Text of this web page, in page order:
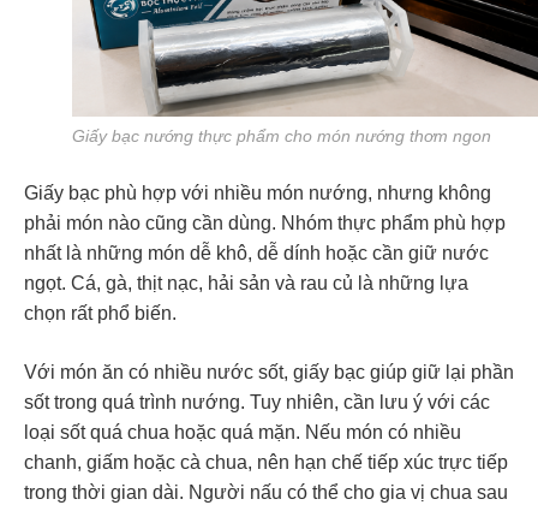
Giấy bạc nướng thực phẩm cho món nướng thơm ngon
Giấy bạc phù hợp với nhiều món nướng, nhưng không
phải món nào cũng cần dùng. Nhóm thực phẩm phù hợp
nhất là những món dễ khô, dễ dính hoặc cần giữ nước
ngọt. Cá, gà, thịt nạc, hải sản và rau củ là những lựa
chọn rất phổ biến.
Với món ăn có nhiều nước sốt, giấy bạc giúp giữ lại phần
sốt trong quá trình nướng. Tuy nhiên, cần lưu ý với các
loại sốt quá chua hoặc quá mặn. Nếu món có nhiều
chanh, giấm hoặc cà chua, nên hạn chế tiếp xúc trực tiếp
trong thời gian dài. Người nấu có thể cho gia vị chua sau